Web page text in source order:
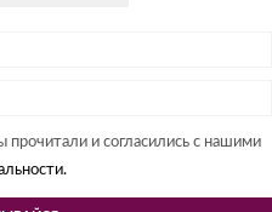
прочитали и согласились с нашими